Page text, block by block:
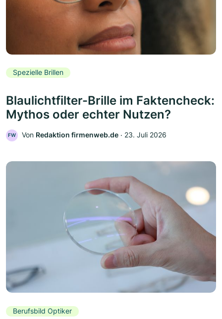
Spezielle Brillen
Blaulichtfilter-Brille im Faktencheck:
Mythos oder echter Nutzen?
FW Von Redaktion firmenweb.de ‧ 23. Juli 2026
Berufsbild Optiker